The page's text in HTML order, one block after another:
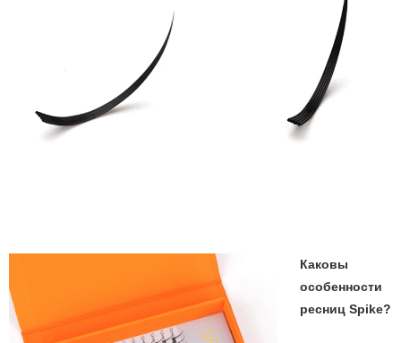
Каковы
особенности
ресниц Spike?